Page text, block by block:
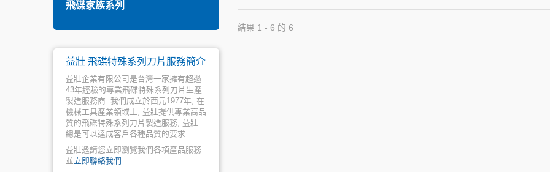
飛碟家族系列
益壯 飛碟特殊系列刀片服務簡介
益壯企業有限公司是台灣一家擁有超過
43年經驗的專業飛碟特殊系列刀片生產
製造服務商. 我們成立於西元1977年, 在
機械工具產業領域上, 益壯提供專業高品
質的飛碟特殊系列刀片製造服務, 益壯
總是可以達成客戶各種品質的要求
益壯邀請您立即瀏覽我們各項產品服務
並立即聯絡我們 .
結果 1 - 6 的 6